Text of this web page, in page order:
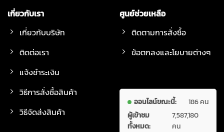
เกี่ยวกับเรา
เกี่ยวกับบริษัท
ติดต่อเรา
แจ้งชำระเงิน
วิธีการสั่งซื้อสินค้า
วิธีจัดส่งสินค้า
ศูนย์ช่วยเหลือ
ติดตามการสั่งซื้อ
ข้อตกลงและโยบายต่างๆ
ออนไลน์ขณะนี้:
186 คน
ผู้เข้าชม
ทั้งหมด:
7,587,180
คน